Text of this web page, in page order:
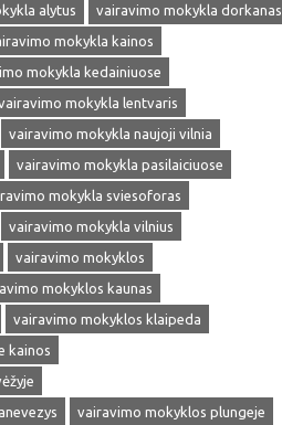
alytus
vairavimo mokykla dorkanas
mokykla kainos
mokykla kedainiuose
mokykla lentvaris
vairavimo mokykla naujoji vilnia
vairavimo mokykla pasilaiciuose
mokykla sviesoforas
vairavimo mokykla vilnius
vairavimo mokyklos
mokyklos kaunas
vairavimo mokyklos klaipeda
kainos
vairavimo mokyklos plungeje